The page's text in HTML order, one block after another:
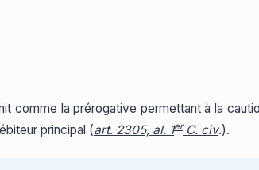
comme la prérogative permettant à la
principal (art. 2305, al. 1erC. civ.).